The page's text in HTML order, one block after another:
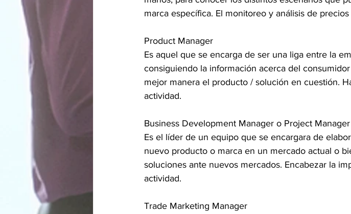
marca específica. El monitoreo y análisis de
Product Manager
Es aquel que se encarga de ser una liga entre la
consiguiendo la información acerca del
mejor manera el producto / solución en cuestión.
actividad.
Business Development Manager o Project Manager
Es el líder de un equipo que se encargara de
nuevo producto o marca en un mercado actual o
soluciones ante nuevos mercados. Encabezar la
actividad.
Trade Marketing Manager